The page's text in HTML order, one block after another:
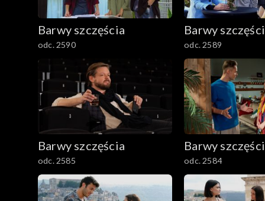
2301–2400
2201–2300
2101–2200
2001–2100
1901–2000
1801–1900
1701–1800
Barwy szczęścia
odc. 2590
Barwy
odc. 2589
Barwy szczęścia
odc. 2585
Barwy
odc. 2584